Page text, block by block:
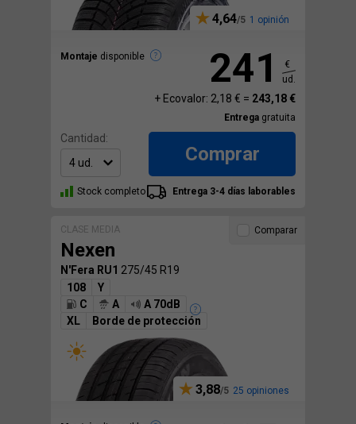
4,64 1 opinión
Montaje disponible 241
€
ud.
+ Ecovalor: 2,18 € = 243,18 €
Entrega gratuita
Cantidad:
Comprar
Stock completo Entrega 3-4 días laborables
CLASE MEDIA
Nexen
N'Fera RU1 275/45 R19
108
Y
C
A
A 70dB
XL
Borde de protección
3,88 25 opiniones
Comparar